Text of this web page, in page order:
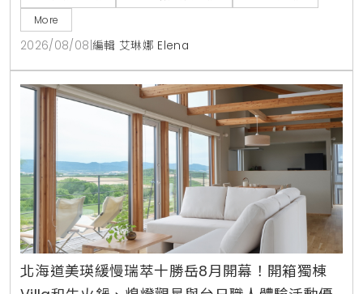
步展出1:1麥可傑克森半胸雕像與經典黑膠唱片，打造結
合流行音樂與街頭時尚的朝聖空間。
More
2026/08/08 編輯 艾琳娜 Elena
北海道美瑛緩慢瑞萃十勝岳8月開幕！開箱獨棟